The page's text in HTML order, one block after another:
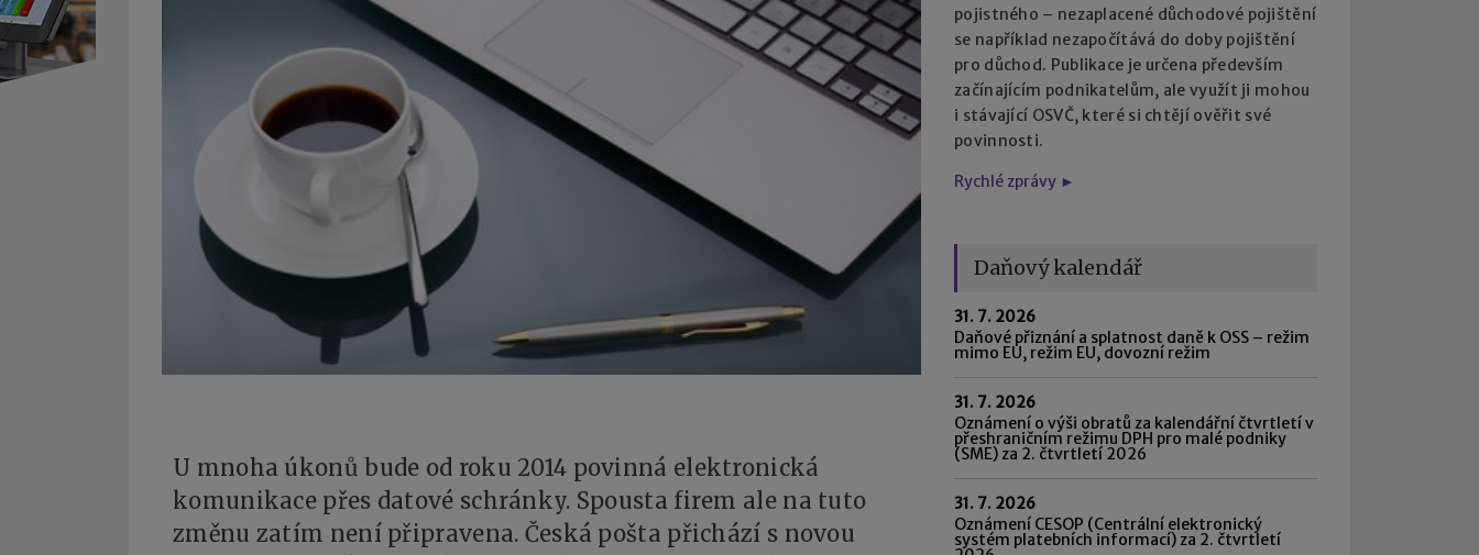
U mnoha úkonů bude od roku 2014 povinná elektronická
komunikace přes datové schránky. Spousta firem ale na tuto
změnu zatím není připravena. Česká pošta přichází s novou
pojistného – nezaplacené důchodové pojištění
se například nezapočítává do doby pojištění
pro důchod. Publikace je určena především
začínajícím podnikatelům, ale využít ji mohou
i stávající OSVČ, které si chtějí ověřit své
povinnosti.
Rychlé zprávy ►
Daňový kalendář
31. 7. 2026
Daňové přiznání a splatnost daně k OSS – režim
mimo EU, režim EU, dovozní režim
31. 7. 2026
Oznámení o výši obratů za kalendářní čtvrtletí v
přeshraničním režimu DPH pro malé podniky
(SME) za 2. čtvrtletí 2026
31. 7. 2026
Oznámení CESOP (Centrální elektronický
systém platebních informací) za 2. čtvrtletí